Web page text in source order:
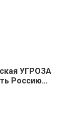
УГРОЗА
Россию…